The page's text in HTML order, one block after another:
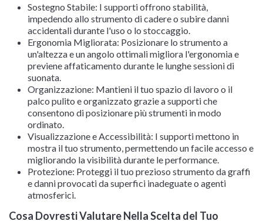
Sostegno Stabile: I supporti offrono stabilità,
impedendo allo strumento di cadere o subire danni
accidentali durante l'uso o lo stoccaggio.
Ergonomia Migliorata: Posizionare lo strumento a
un'altezza e un angolo ottimali migliora l'ergonomia e
previene affaticamento durante le lunghe sessioni di
suonata.
Organizzazione: Mantieni il tuo spazio di lavoro o il
palco pulito e organizzato grazie a supporti che
consentono di posizionare più strumenti in modo
ordinato.
Visualizzazione e Accessibilità: I supporti mettono in
mostra il tuo strumento, permettendo un facile accesso e
migliorando la visibilità durante le performance.
Protezione: Proteggi il tuo prezioso strumento da graffi
e danni provocati da superfici inadeguate o agenti
atmosferici.
Cosa Dovresti Valutare Nella Scelta del Tuo